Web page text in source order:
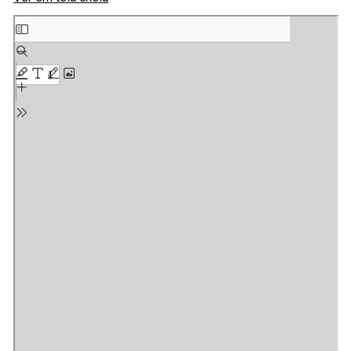
Skip
to
PDF
content